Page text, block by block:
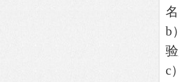
名
b
c